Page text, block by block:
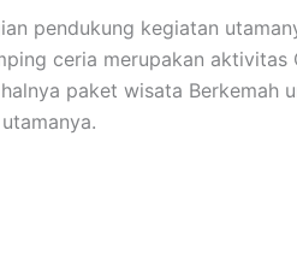
pendukung kegiatan
ceria merupakan aktivitas
paket wisata Berkemah